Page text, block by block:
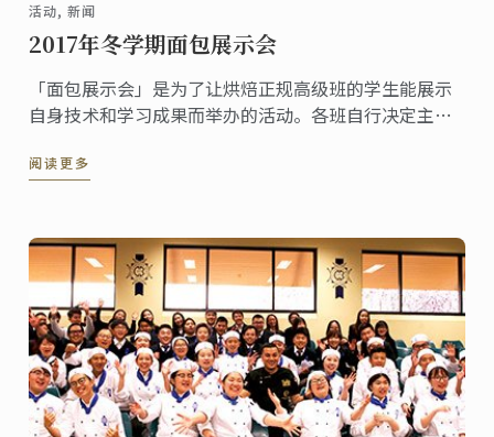
活动, 新闻
2017年冬学期面包展示会
「面包展示会」是为了让烘焙正规高级班的学生能展示
自身技术和学习成果而举办的活动。各班自行决定主
临现场的嘉宾能参观与品尝。今年3月底，举行了2017
阅读更多